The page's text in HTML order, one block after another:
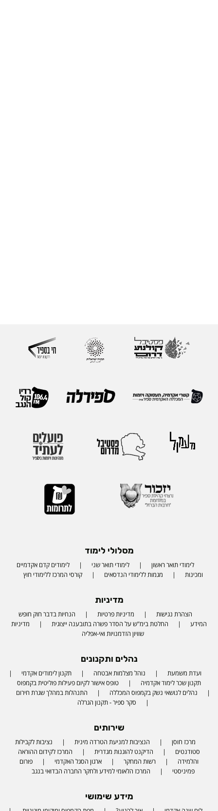
מסלולי לימוד
לימודי תואר ראשון לימודי תואר שני
לימודים קדם אקדמיים
ומכינות
מגמות ללימודי הנדסאים קורסי המרכז ללימודי חוץ
מדיניות
הצהרת נגישות מדיניות פרטיות
הנחיות בדבר חוק חופש
המידע
החלטת בימ"ש על הסדר פשרה בתובענה ייצוגית
מדיניות
שוויון הזדמנויות ואי-אפליה
נהלים ותקנונים
ועדת משמעת נוהל מצלמות אבטחה
תקנון לימודים אקדמי
תקנון שכר לימוד אקדמיה
טופס אישור לקיום פעילות פוליטית בקמפוס
נהלים לנושאי נשק בקמפוס המכללה
התנהלות במהלך שגרת חירום
סקר ספיר - תקנון הגרלה
שירותים
מרכז חוסן הנציבות למניעת הטרדה מינית
נציבות לקבילות
סטודנטים
הדיקנט להוגנות מגדרית
המרכז לקידום ההוראה
והלמידה
רשות המחקר ארגון הסגל האקדמי
פורום
פמיניסטי
המרכז הלאומי למידע ולחקר החברה הבדואי בנגב
מידע שימושי